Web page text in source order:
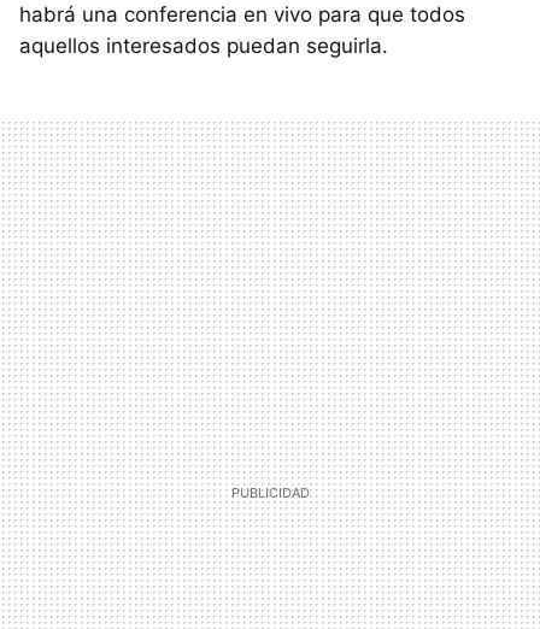
habrá una conferencia en vivo para que todos
aquellos interesados puedan seguirla.